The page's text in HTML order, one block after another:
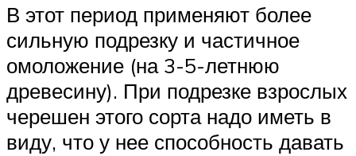
В этот период применяют более
сильную подрезку и частичное
омоложение (на 3-5-летнюю
древесину). При подрезке взрослых
черешен этого сорта надо иметь в
виду, что у нее способность давать